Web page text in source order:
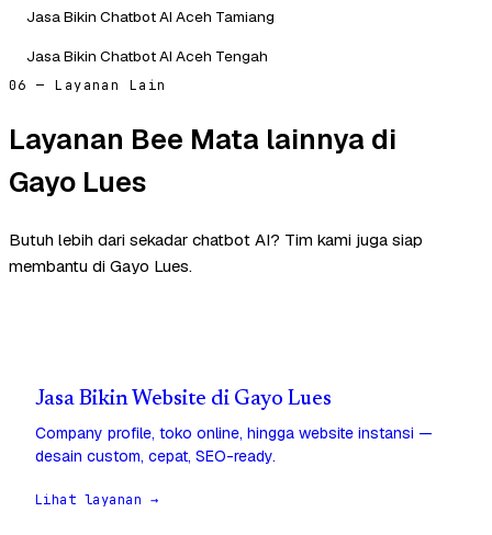
Jasa Bikin Chatbot AI Aceh Tamiang
Jasa Bikin Chatbot AI Aceh Tengah
06 — Layanan Lain
Layanan Bee Mata lainnya di
Gayo Lues
Butuh lebih dari sekadar chatbot AI? Tim kami juga siap
membantu di Gayo Lues.
Jasa Bikin Website di Gayo Lues
Company profile, toko online, hingga website instansi —
desain custom, cepat, SEO-ready.
Lihat layanan →